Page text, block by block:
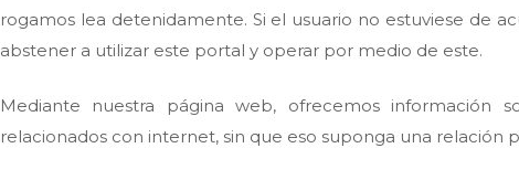
rogamos lea detenidamente. Si el usuario no estuviese de
abstener a utilizar este portal y operar por medio de este.
Mediante nuestra página web, ofrecemos información
relacionados con internet, sin que eso suponga una relación